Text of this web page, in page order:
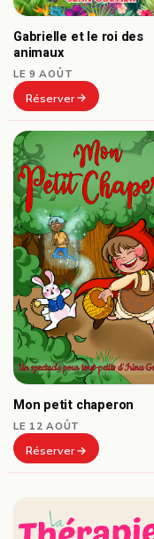
Gabrielle et le roi des
animaux
LE 9 AOÛT
Réserver
Mon petit chaperon
LE 12 AOÛT
Réserver